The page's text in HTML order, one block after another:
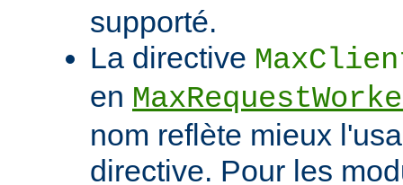
supporté.
La directive
en
nom reflète mieux
directive. Pour les